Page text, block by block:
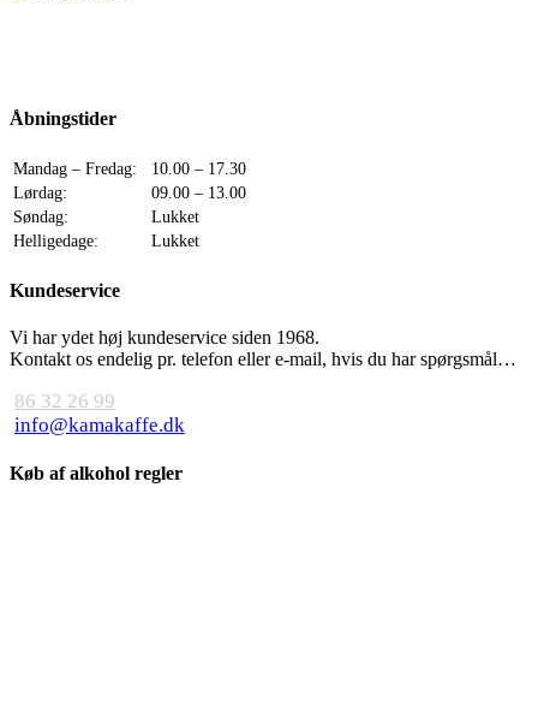
Åbningstider
Mandag – Fredag:
10.00 – 17.30
Lørdag:
09.00 – 13.00
Søndag:
Lukket
Helligedage:
Lukket
Kundeservice
Vi har ydet høj kundeservice siden 1968.
Kontakt os endelig pr. telefon eller e-mail, hvis du har spørgsmål…
86 32 26 99
info@kamakaffe.dk
Køb af alkohol regler